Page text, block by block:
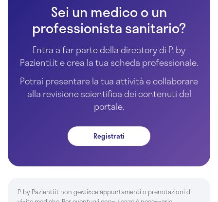
Sei un medico o un
professionista sanitario?
Entra a far parte della directory di P. by
Pazienti.it e crea la tua scheda professionale.
Potrai presentare la tua attività e collaborare
alla revisione scientifica dei contenuti del
portale.
Registrati
P. by Pazienti.it non gestisce appuntamenti o prenotazioni di